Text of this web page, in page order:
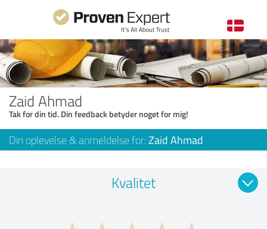
Zaid Ahmad
Tak for din tid. Din feedback betyder noget for mig!
Din oplevelse & anmeldelse for: Zaid Ahmad
Kvalitet